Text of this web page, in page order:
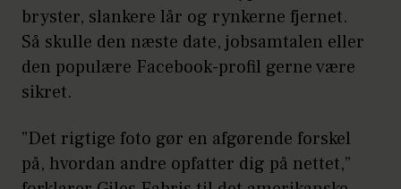
bryster, slankere lår og rynkerne fjernet.
Så skulle den næste date, jobsamtalen eller
den populære Facebook-profil gerne være
sikret.
”Det rigtige foto gør en afgørende forskel
på, hvordan andre opfatter dig på nettet,”